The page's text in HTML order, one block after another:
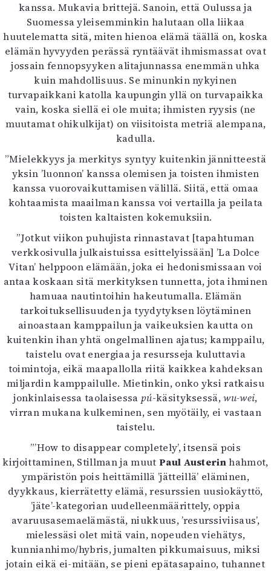
kanssa. Mukavia brittejä. Sanoin, että Oulussa ja
Suomessa yleisemminkin halutaan olla liikaa
huutelematta sitä, miten hienoa elämä täällä on, koska
elämän hyvyyden perässä ryntäävät ihmismassat ovat
jossain fennopsyyken alitajunnassa enemmän uhka
kuin mahdollisuus. Se minunkin nykyinen
turvapaikkani katolla kaupungin yllä on turvapaikka
vain, koska siellä ei ole muita; ihmisten ryysis (ne
muutamat ohikulkijat) on viisitoista metriä alempana,
kadulla.
”Mielekkyys ja merkitys syntyy kuitenkin jännitteestä
yksin ’luonnon’ kanssa olemisen ja toisten ihmisten
kanssa vuorovaikuttamisen välillä. Siitä, että omaa
kohtaamista maailman kanssa voi vertailla ja peilata
toisten kaltaisten kokemuksiin.
”Jotkut viikon puhujista rinnastavat [tapahtuman
verkkosivulla julkaistuissa esittelyissään] ’La Dolce
Vitan’ helppoon elämään, joka ei hedonismissaan voi
antaa koskaan sitä merkityksen tunnetta, jota ihminen
hamuaa nautintoihin hakeutumalla. Elämän
tarkoituksellisuuden ja tyydytyksen löytäminen
ainoastaan kamppailun ja vaikeuksien kautta on
kuitenkin ihan yhtä ongelmallinen ajatus; kamppailu,
taistelu ovat energiaa ja resursseja kuluttavia
toimintoja, eikä maapallolla riitä kaikkea kahdeksan
miljardin kamppailulle. Mietinkin, onko yksi ratkaisu
jonkinlaisessa taolaisessa pú-käsityksessä,wu-wei,
virran mukana kulkeminen, sen myötäily, ei vastaan
taistelu.
”’How to disappear completely’, itsensä pois
kirjoittaminen, Stillman ja muut Paul Austerinhahmot,
ympäristön pois heittämillä ’jätteillä’ eläminen,
dyykkaus, kierrätetty elämä, resurssien uusiokäyttö,
’jäte’-kategorian uudelleenmäärittely, oppia
avaruusasemaelämästä, niukkuus, ’resurssiviisaus’,
mielessäsi olet mitä vain, nopeuden viehätys,
kunnianhimo/hybris, jumalten pikkumaisuus, miksi
jotain eikä ei-mitään, se pieni epätasapaino, tuhannet